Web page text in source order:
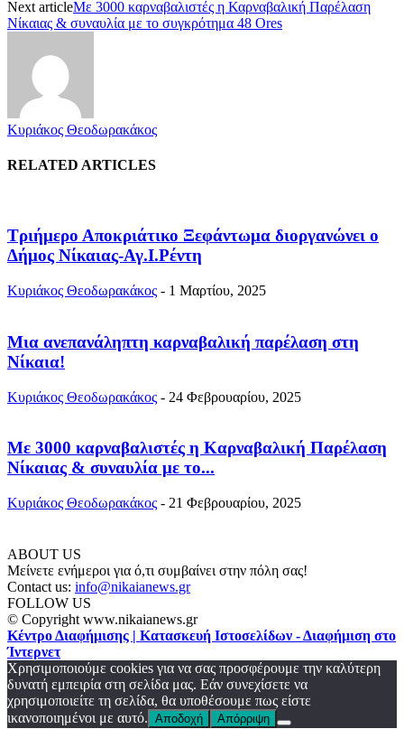
Next articleΜε 3000 καρναβαλιστές η Καρναβαλική Παρέλαση
Νίκαιας & συναυλία με το συγκρότημα 48 Ores
Κυριάκος Θεοδωρακάκος
RELATED ARTICLES
Τριήμερο Αποκριάτικο Ξεφάντωμα διοργανώνει ο
Δήμος Νίκαιας-Αγ.Ι.Ρέντη
Κυριάκος Θεοδωρακάκος - 1 Μαρτίου, 2025
Μια ανεπανάληπτη καρναβαλική παρέλαση στη
Νίκαια!
Κυριάκος Θεοδωρακάκος - 24 Φεβρουαρίου, 2025
Με 3000 καρναβαλιστές η Καρναβαλική Παρέλαση
Νίκαιας & συναυλία με το...
Κυριάκος Θεοδωρακάκος - 21 Φεβρουαρίου, 2025
ABOUT US
Μείνετε ενήμεροι για ό,τι συμβαίνει στην πόλη σας!
Contact us: info@nikaianews.gr
FOLLOW US
© Copyright www.nikaianews.gr
Κέντρο Διαφήμισης | Κατασκευή Ιστοσελίδων - Διαφήμιση στο
Ίντερνετ
Χρησιμοποιούμε cookies για να σας προσφέρουμε την καλύτερη
δυνατή εμπειρία στη σελίδα μας. Εάν συνεχίσετε να
χρησιμοποιείτε τη σελίδα, θα υποθέσουμε πως είστε
ικανοποιημένοι με αυτό. Αποδοχή Απόρριψη